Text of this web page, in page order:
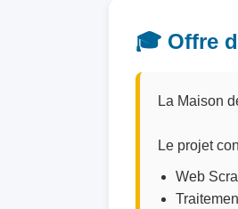
🎓 Offre
La Maison
Le projet
Web